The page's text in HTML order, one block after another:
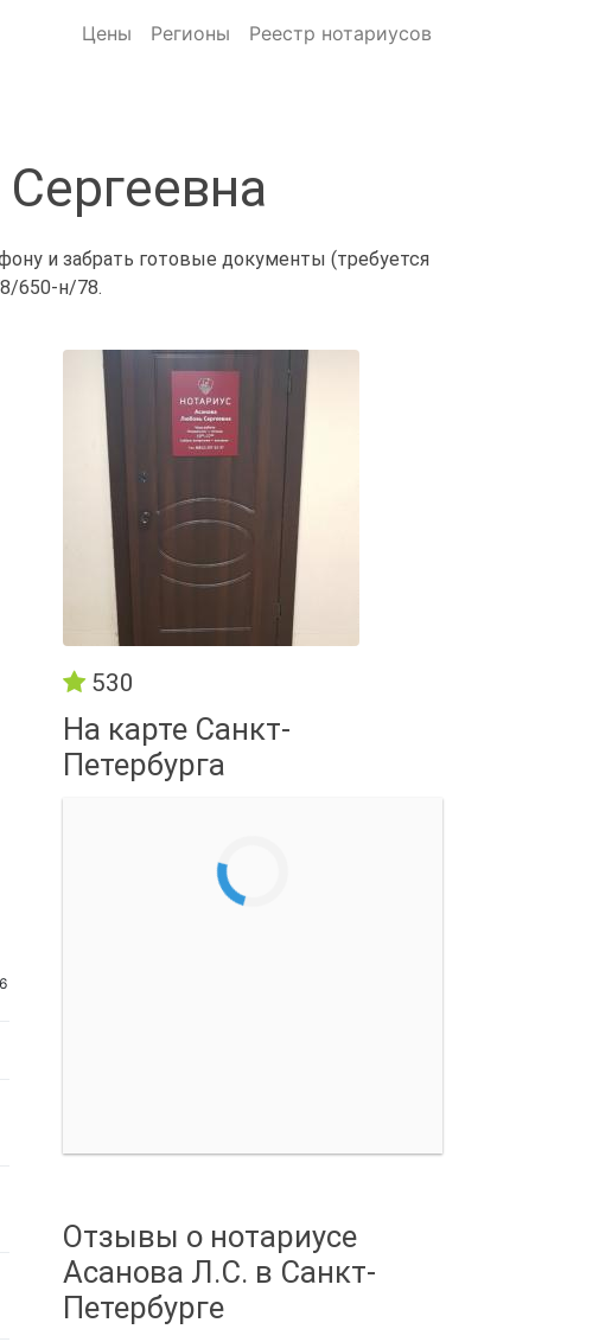
Цены Регионы Реестр нотариусов
и забрать готовые документы (требуется
650-н/78.
530
На карте Санкт-
Петербурга
Отзывы о нотариусе
Асанова Л.С. в Санкт-
Петербурге